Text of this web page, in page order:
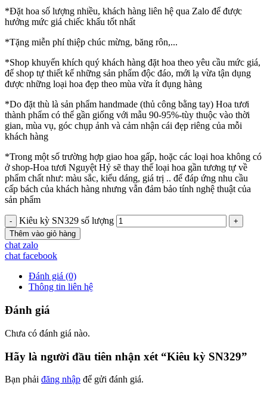
*Đặt hoa số lượng nhiều, khách hàng liên hệ qua Zalo để được
hưởng mức giá chiếc khấu tốt nhất
*Tặng miễn phí thiệp chúc mừng, băng rôn,...
*Shop khuyến khích quý khách hàng đặt hoa theo yêu cầu mức giá,
để shop tự thiết kế những sản phẩm độc đáo, mới lạ vừa tận dụng
được những loại hoa đẹp theo mùa vừa ít đụng hàng
*Do đặt thù là sản phẩm handmade (thủ công bằng tay) Hoa tươi
thành phẩm có thể gần giống với mẫu 90-95%-tùy thuộc vào thời
gian, mùa vụ, góc chụp ảnh và cảm nhận cái đẹp riêng của mỗi
khách hàng
*Trong một số trường hợp giao hoa gấp, hoặc các loại hoa không có
ở shop-Hoa tươi Nguyệt Hỷ sẽ thay thế loại hoa gần tương tự về
phẩm chất như: màu sắc, kiểu dáng, giá trị .. để đáp ứng nhu cầu
cấp bách của khách hàng nhưng vẫn đảm bảo tính nghệ thuật của
sản phẩm
Kiêu kỳ SN329 số lượng
Thêm vào giỏ hàng
chat zalo
chat facebook
Đánh giá (0)
Thông tin liên hệ
Đánh giá
Chưa có đánh giá nào.
Hãy là người đầu tiên nhận xét “Kiêu kỳ SN329”
Bạn phải đăng nhập để gửi đánh giá.